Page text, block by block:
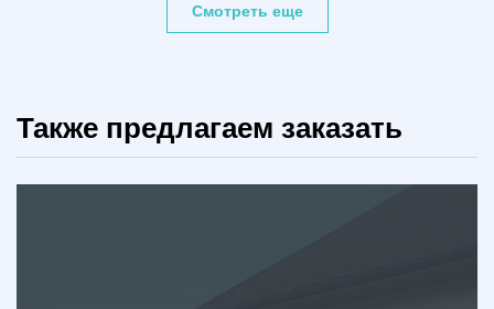
Смотреть еще
Также предлагаем заказать